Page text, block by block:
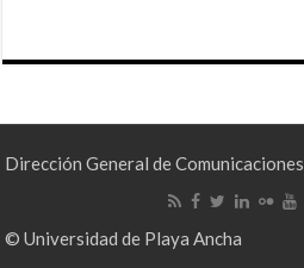
Dirección General de Comunicaciones
© Universidad de Playa Ancha